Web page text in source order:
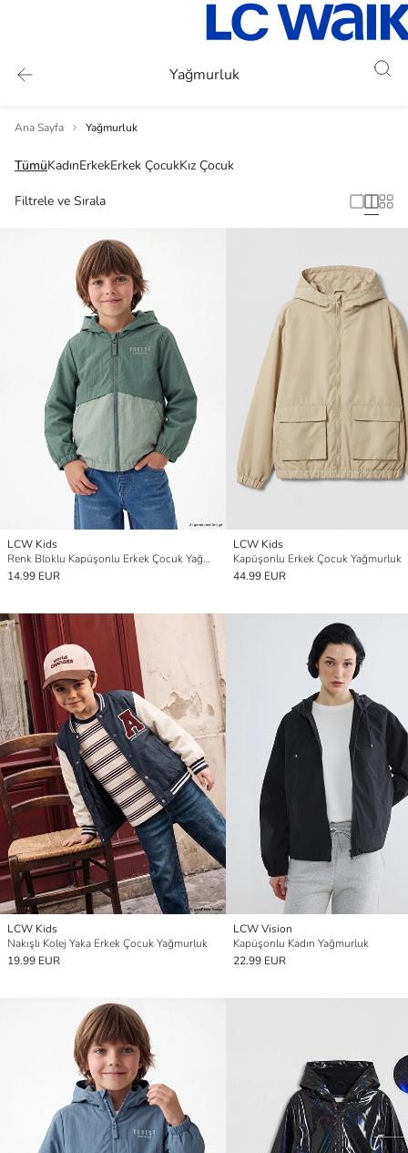
Yağmurluk
Ana Sayfa Yağmurluk
TümüKadınErkekErkek ÇocukKız Çocuk
Filtrele ve Sırala
LCW Kids
Renk Bloklu Kapüşonlu Erkek Çocuk Yağmurluk
14.99 EUR
LCW Kids
Kapüşonlu Erkek Çocuk Yağmurluk
44.99 EUR
LCW Kids
Nakışlı Kolej Yaka Erkek Çocuk Yağmurluk
19.99 EUR
LCW Vision
Kapüşonlu Kadın Yağmurluk
22.99 EUR